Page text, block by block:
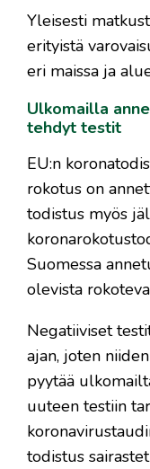
Yleisesti
erityistä
eri maissa ja
Ulkomailla
tehdyt testit
EU:n
rokotus on
todistus myös
Suomessa
olevista
Negatiiviset
ajan, joten
pyytää
uuteen testiin
todistus